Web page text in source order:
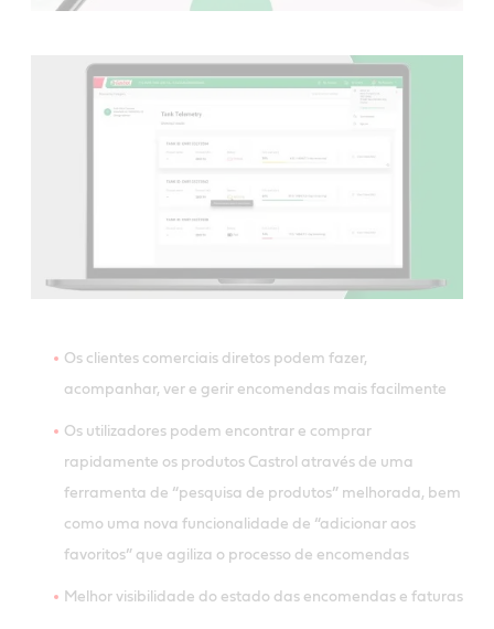
Os clientes comerciais diretos podem fazer,
acompanhar, ver e gerir encomendas mais facilmente
Os utilizadores podem encontrar e comprar
rapidamente os produtos Castrol através de uma
ferramenta de “pesquisa de produtos” melhorada, bem
como uma nova funcionalidade de “adicionar aos
favoritos” que agiliza o processo de encomendas
Melhor visibilidade do estado das encomendas e faturas